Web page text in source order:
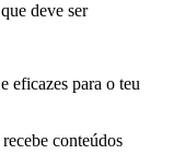
deve ser
eficazes para o teu
recebe conteúdos